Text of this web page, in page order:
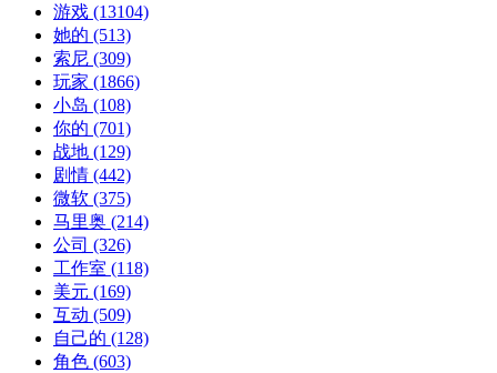
游戏 (13104)
她的 (513)
索尼 (309)
玩家 (1866)
小岛 (108)
你的 (701)
战地 (129)
剧情 (442)
微软 (375)
马里奥 (214)
公司 (326)
工作室 (118)
美元 (169)
互动 (509)
自己的 (128)
角色 (603)